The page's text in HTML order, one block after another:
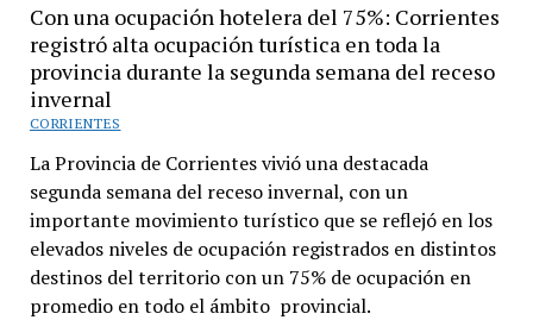
Con una ocupación hotelera del 75%: Corrientes
registró alta ocupación turística en toda la
provincia durante la segunda semana del receso
invernal
CORRIENTES
La Provincia de Corrientes vivió una destacada
segunda semana del receso invernal, con un
importante movimiento turístico que se reflejó en los
elevados niveles de ocupación registrados en distintos
destinos del territorio con un 75% de ocupación en
promedio en todo el ámbito provincial.